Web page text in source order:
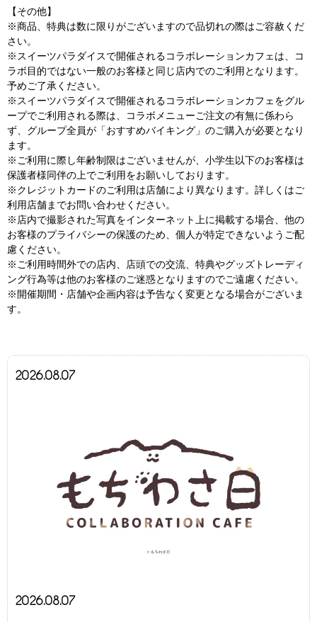
2026.08.07
2026.08.07
【その他】
※商品、特典は数に限りがございますので品切れの際はご容赦くだ
さい。
※スイーツパラダイスで開催されるコラボレーションカフェは、コ
ラボ目的ではない一般のお客様と同じ店内でのご利用となります。
予めご了承ください。
※スイーツパラダイスで開催されるコラボレーションカフェをグル
ープでご利用される際は、コラボメニューご注文の有無に係わら
ず、グループ全員が「おすすめバイキング」のご購入が必要となり
ます。
※ご利用に際し年齢制限はございませんが、小学生以下のお客様は
保護者様同伴の上でご利用をお願いしております。
※クレジットカードのご利用は店舗により異なります。詳しくはご
利用店舗までお問い合わせください。
※店内で撮影された写真をインターネット上に掲載する場合、他の
お客様のプライバシーの保護のため、個人が特定できないようご配
慮ください。
※ご利用時間外での店内、店頭での交流、特典やグッズトレーディ
ング行為等は他のお客様のご迷惑となりますのでご遠慮ください。
※開催期間・店舗や企画内容は予告なく変更となる場合がございま
す。